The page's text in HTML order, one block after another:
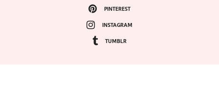
PINTEREST
INSTAGRAM
TUMBLR